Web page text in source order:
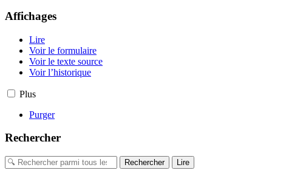
Affichages
Lire
Voir le formulaire
Voir le texte source
Voir l’historique
Plus
Purger
Rechercher